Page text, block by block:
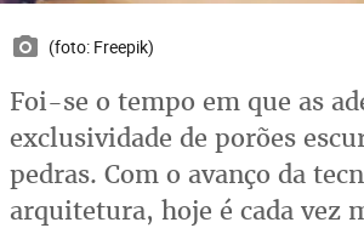
(foto: Freepik)
Foi-se o tempo em que as
exclusividade de porões
pedras. Com o avanço da
arquitetura, hoje é cada vez